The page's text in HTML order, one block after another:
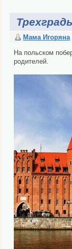
Мама Игоряна
На польском
родителей.